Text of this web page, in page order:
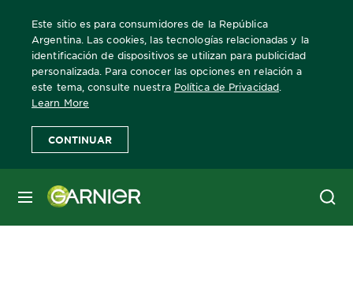
Este sitio es para consumidores de la República
Argentina. Las cookies, las tecnologías relacionadas y la
identificación de dispositivos se utilizan para publicidad
personalizada. Para conocer las opciones en relación a
este tema, consulte nuestra Política de Privacidad
Learn More
CONTINUAR
MENÚ
Home
Rizos con Frizz
Filters